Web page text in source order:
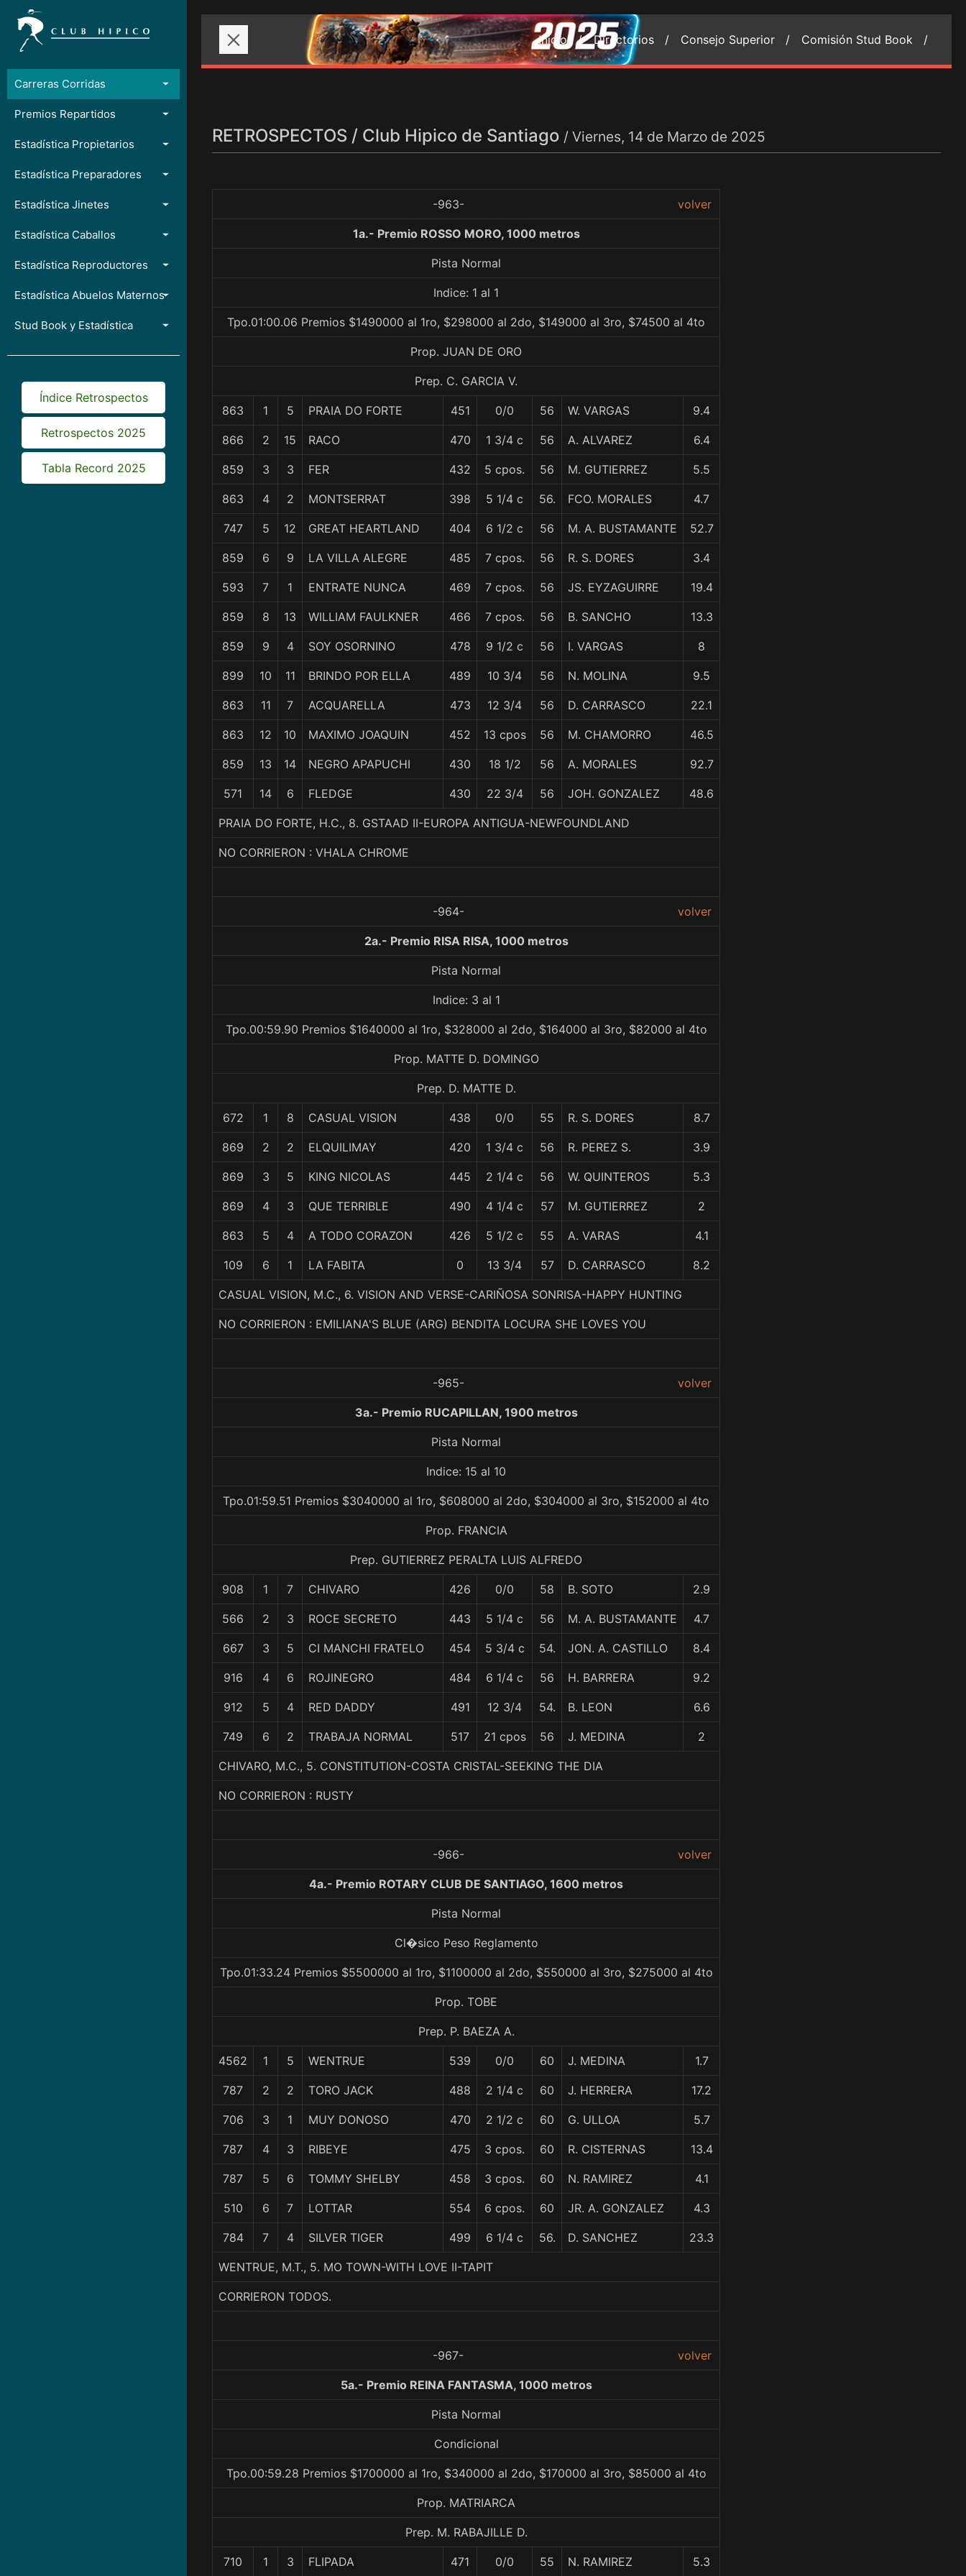
Carreras Corridas
Premios Repartidos
Estadística Propietarios
Estadística Preparadores
Estadística Jinetes
Estadística Caballos
Estadística Reproductores
Estadística Abuelos Maternos
Stud Book y Estadística
Índice Retrospectos
Retrospectos 2025
Tabla Record 2025
Inicio / Directorios / Consejo Superior / Comisión Stud Book /
RETROSPECTOS / Club Hipico de Santiago / Viernes, 14 de Marzo de 2025
-963- volver
1a.- Premio ROSSO MORO, 1000 metros
Pista Normal
Indice: 1 al 1
Tpo.01:00.06 Premios $1490000 al 1ro, $298000 al 2do, $149000 al 3ro, $74500 al 4to
Prop. JUAN DE ORO
Prep. C. GARCIA V.
863 1 5 PRAIA DO FORTE 451 0/0 56 W. VARGAS 9.4
866 2 15 RACO 470 1 3/4 c 56 A. ALVAREZ 6.4
859 3 3 FER 432 5 cpos. 56 M. GUTIERREZ 5.5
863 4 2 MONTSERRAT 398 5 1/4 c 56. FCO. MORALES 4.7
747 5 12 GREAT HEARTLAND 404 6 1/2 c 56 M. A. BUSTAMANTE 52.7
859 6 9 LA VILLA ALEGRE 485 7 cpos. 56 R. S. DORES 3.4
593 7 1 ENTRATE NUNCA 469 7 cpos. 56 JS. EYZAGUIRRE 19.4
859 8 13 WILLIAM FAULKNER 466 7 cpos. 56 B. SANCHO 13.3
859 9 4 SOY OSORNINO 478 9 1/2 c 56 I. VARGAS 8
899 10 11 BRINDO POR ELLA 489 10 3/4 56 N. MOLINA 9.5
863 11 7 ACQUARELLA 473 12 3/4 56 D. CARRASCO 22.1
863 12 10 MAXIMO JOAQUIN 452 13 cpos 56 M. CHAMORRO 46.5
859 13 14 NEGRO APAPUCHI 430 18 1/2 56 A. MORALES 92.7
571 14 6 FLEDGE 430 22 3/4 56 JOH. GONZALEZ 48.6
PRAIA DO FORTE, H.C., 8. GSTAAD II-EUROPA ANTIGUA-NEWFOUNDLAND
NO CORRIERON : VHALA CHROME
-964- volver
2a.- Premio RISA RISA, 1000 metros
Pista Normal
Indice: 3 al 1
Tpo.00:59.90 Premios $1640000 al 1ro, $328000 al 2do, $164000 al 3ro, $82000 al 4to
Prop. MATTE D. DOMINGO
Prep. D. MATTE D.
672 1 8 CASUAL VISION 438 0/0 55 R. S. DORES 8.7
869 2 2 ELQUILIMAY 420 1 3/4 c 56 R. PEREZ S. 3.9
869 3 5 KING NICOLAS 445 2 1/4 c 56 W. QUINTEROS 5.3
869 4 3 QUE TERRIBLE 490 4 1/4 c 57 M. GUTIERREZ 2
863 5 4 A TODO CORAZON 426 5 1/2 c 55 A. VARAS 4.1
109 6 1 LA FABITA 0 13 3/4 57 D. CARRASCO 8.2
CASUAL VISION, M.C., 6. VISION AND VERSE-CARIÑOSA SONRISA-HAPPY HUNTING
NO CORRIERON : EMILIANA'S BLUE (ARG) BENDITA LOCURA SHE LOVES YOU
-965- volver
3a.- Premio RUCAPILLAN, 1900 metros
Pista Normal
Indice: 15 al 10
Tpo.01:59.51 Premios $3040000 al 1ro, $608000 al 2do, $304000 al 3ro, $152000 al 4to
Prop. FRANCIA
Prep. GUTIERREZ PERALTA LUIS ALFREDO
908 1 7 CHIVARO 426 0/0 58 B. SOTO 2.9
566 2 3 ROCE SECRETO 443 5 1/4 c 56 M. A. BUSTAMANTE 4.7
667 3 5 CI MANCHI FRATELO 454 5 3/4 c 54. JON. A. CASTILLO 8.4
916 4 6 ROJINEGRO 484 6 1/4 c 56 H. BARRERA 9.2
912 5 4 RED DADDY 491 12 3/4 54. B. LEON 6.6
749 6 2 TRABAJA NORMAL 517 21 cpos 56 J. MEDINA 2
CHIVARO, M.C., 5. CONSTITUTION-COSTA CRISTAL-SEEKING THE DIA
NO CORRIERON : RUSTY
-966- volver
4a.- Premio ROTARY CLUB DE SANTIAGO, 1600 metros
Pista Normal
Cl�sico Peso Reglamento
Tpo.01:33.24 Premios $5500000 al 1ro, $1100000 al 2do, $550000 al 3ro, $275000 al 4to
Prop. TOBE
Prep. P. BAEZA A.
4562 1 5 WENTRUE 539 0/0 60 J. MEDINA 1.7
787 2 2 TORO JACK 488 2 1/4 c 60 J. HERRERA 17.2
706 3 1 MUY DONOSO 470 2 1/2 c 60 G. ULLOA 5.7
787 4 3 RIBEYE 475 3 cpos. 60 R. CISTERNAS 13.4
787 5 6 TOMMY SHELBY 458 3 cpos. 60 N. RAMIREZ 4.1
510 6 7 LOTTAR 554 6 cpos. 60 JR. A. GONZALEZ 4.3
784 7 4 SILVER TIGER 499 6 1/4 c 56. D. SANCHEZ 23.3
WENTRUE, M.T., 5. MO TOWN-WITH LOVE II-TAPIT
CORRIERON TODOS.
-967- volver
5a.- Premio REINA FANTASMA, 1000 metros
Pista Normal
Condicional
Tpo.00:59.28 Premios $1700000 al 1ro, $340000 al 2do, $170000 al 3ro, $85000 al 4to
Prop. MATRIARCA
Prep. M. RABAJILLE D.
710 1 3 FLIPADA 471 0/0 55 N. RAMIREZ 5.3